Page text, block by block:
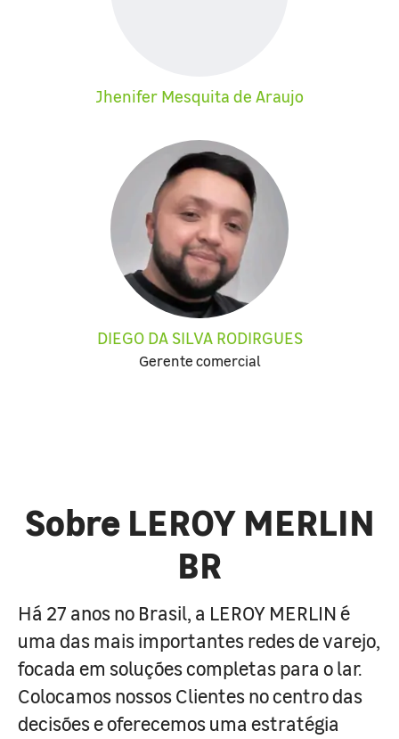
Jhenifer Mesquita de Araujo
DIEGO DA SILVA RODIRGUES
Gerente comercial
Sobre LEROY MERLIN
BR
Há 27 anos no Brasil, a LEROY MERLIN é
uma das mais importantes redes de varejo,
focada em soluções completas para o lar.
Colocamos nossos Clientes no centro das
decisões e oferecemos uma estratégia